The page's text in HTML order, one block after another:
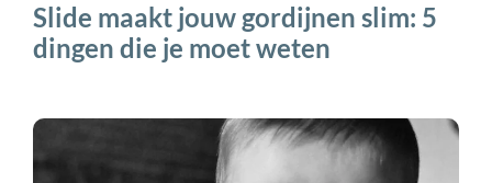
Slide maakt jouw gordijnen slim: 5
dingen die je moet weten